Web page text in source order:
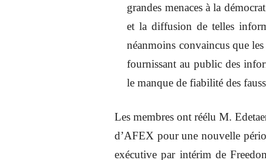
grandes menaces à la
et la diffusion de telles
néanmoins convaincus que
fournissant au public des
le manque de fiabilité des
Les membres ont réélu M.
d’AFEX pour une nouvelle
exécutive par intérim de